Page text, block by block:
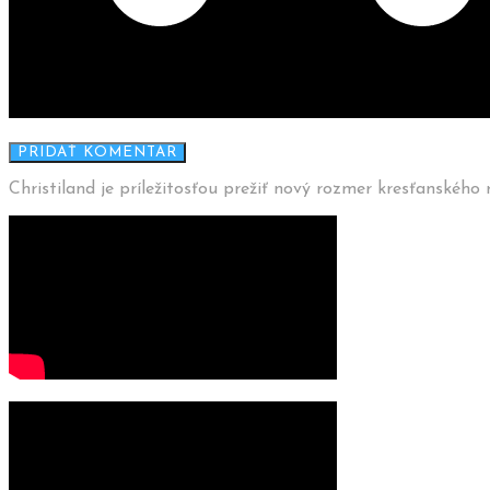
Christiland je príležitosťou prežiť nový rozmer